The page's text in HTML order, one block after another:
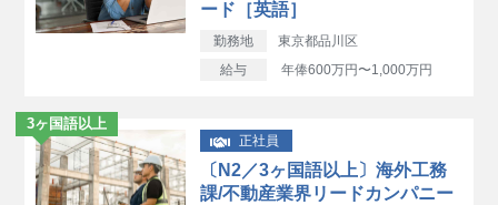
ード［英語］
勤務地
東京都品川区
給与
年俸600万円〜1,000万円
3ヶ国語以上
正社員
〔N2／3ヶ国語以上〕海外工務
課/不動産業界リードカンパニー